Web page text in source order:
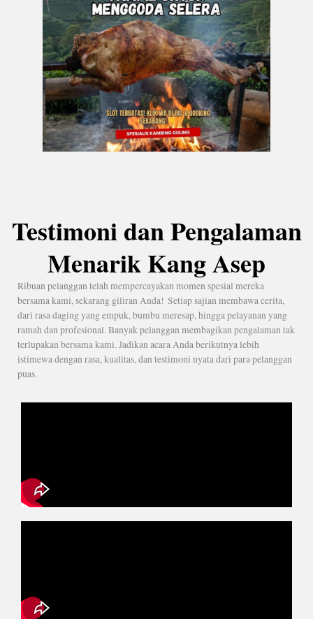
Testimoni dan Pengalaman
Menarik Kang Asep
Ribuan pelanggan telah mempercayakan momen spesial mereka
bersama kami, sekarang giliran Anda! Setiap sajian membawa cerita,
dari rasa daging yang empuk, bumbu meresap, hingga pelayanan yang
ramah dan profesional. Banyak pelanggan membagikan pengalaman tak
terlupakan bersama kami. Jadikan acara Anda berikutnya lebih
istimewa dengan rasa, kualitas, dan testimoni nyata dari para pelanggan
puas.